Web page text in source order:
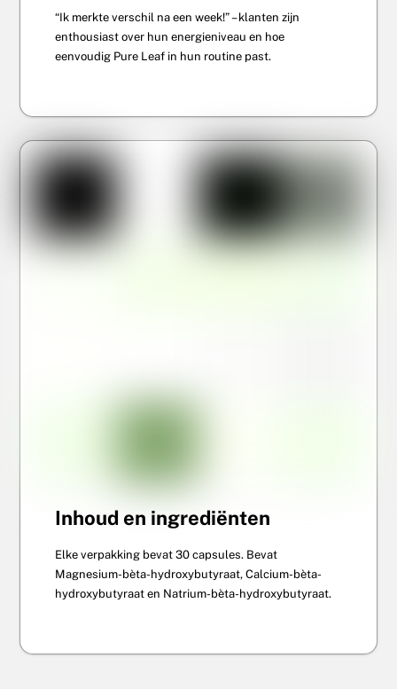
“Ik merkte verschil na een week!” – klanten zijn
enthousiast over hun energieniveau en hoe
eenvoudig Pure Leaf in hun routine past.
Inhoud en ingrediënten
Elke verpakking bevat 30 capsules. Bevat
Magnesium-bèta-hydroxybutyraat, Calcium-bèta-
hydroxybutyraat en Natrium-bèta-hydroxybutyraat.